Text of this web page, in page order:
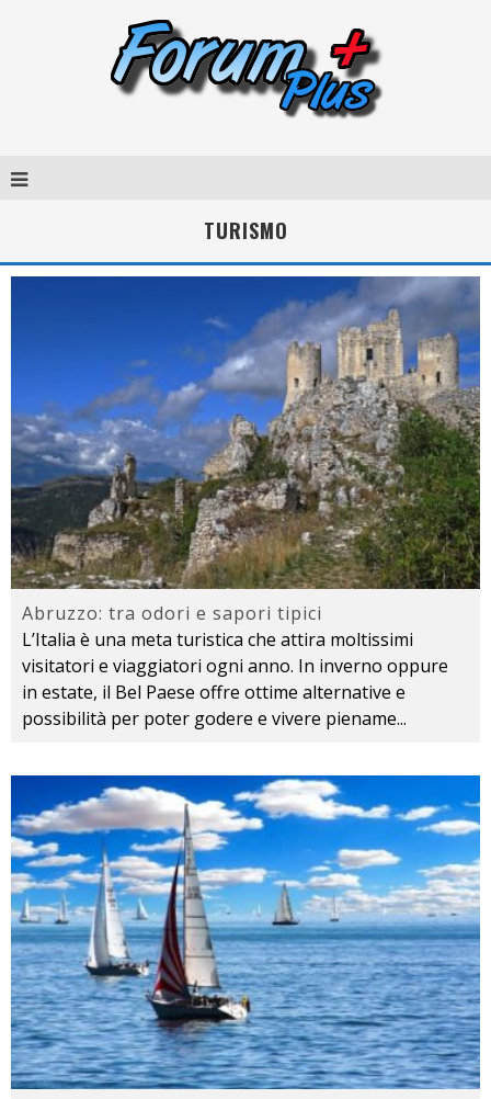
TURISMO
Abruzzo: tra odori e sapori tipici
L’Italia è una meta turistica che attira moltissimi
visitatori e viaggiatori ogni anno. In inverno oppure
in estate, il Bel Paese offre ottime alternative e
possibilità per poter godere e vivere piename...